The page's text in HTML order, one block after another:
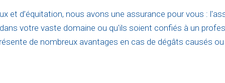
et d’équitation, nous avons une assurance pour vous :
votre vaste domaine ou qu'ils soient confiés à un
de nombreux avantages en cas de dégâts causés